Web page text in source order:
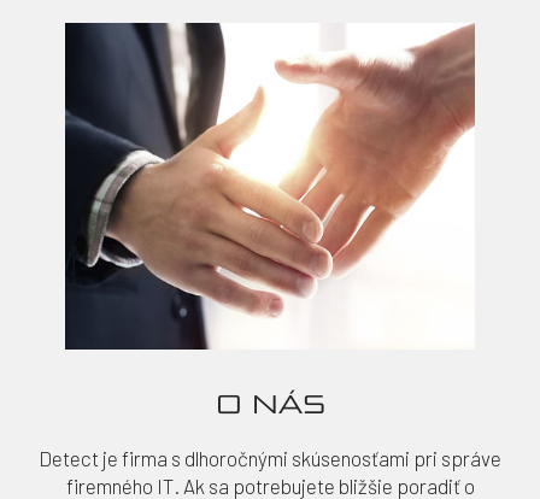
O NÁS
Detect je firma s dlhoročnými skúsenosťami pri správe
firemného IT. Ak sa potrebujete bližšie poradiť o